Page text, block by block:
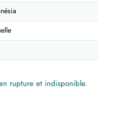
rupture et indisponible.